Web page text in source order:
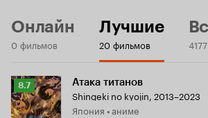
Онлайн
0 фильмов
Лучшие
20 фильмов
Рейтинг
Кинопоиска
8.7
8.7 Атака титанов
Shingeki no kyojin, 2013–2023
Япония • аниме